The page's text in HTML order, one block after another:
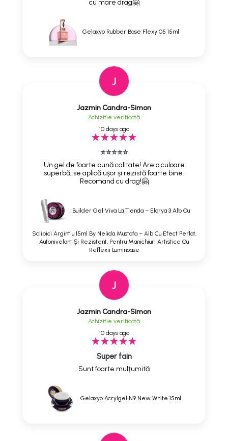
cu mare drag🤗
Gelaxyo Rubber Base Flexy 05 15ml
J
Jazmin Candra-Simon
Achizitie verificată
10 days ago
⭐⭐⭐⭐⭐
Un gel de foarte bună calitate! Are o culoare
superbă, se aplică ușor și rezistă foarte bine.
Recomand cu drag!🤗
Builder Gel Viva La Tienda – Elarya 3 Alb Cu
Sclipici Argintiu 15ml By Nelida Mustafa – Alb Cu Efect Perlat,
Autonivelant Și Rezistent, Pentru Manichiuri Artistice Cu
Reflexii Luminoase
J
Jazmin Candra-Simon
Achizitie verificată
10 days ago
Super fain
Sunt foarte mulțumită
Gelaxyo Acrylgel N9 New White 15ml